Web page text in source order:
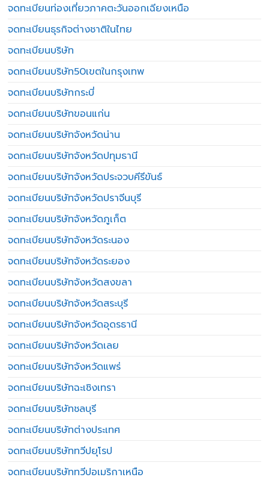
จดทะเบียนท่องเที่ยวภาคตะวันออกเฉียงเหนือ
จดทะเบียนธุรกิจต่างชาติในไทย
จดทะเบียนบริษัท
จดทะเบียนบริษัท50เขตในกรุงเทพ
จดทะเบียนบริษัทกระบี่
จดทะเบียนบริษัทขอนแก่น
จดทะเบียนบริษัทจังหวัดน่าน
จดทะเบียนบริษัทจังหวัดปทุมธานี
จดทะเบียนบริษัทจังหวัดประจวบคีรีขันธ์
จดทะเบียนบริษัทจังหวัดปราจีนบุรี
จดทะเบียนบริษัทจังหวัดภูเก็ต
จดทะเบียนบริษัทจังหวัดระนอง
จดทะเบียนบริษัทจังหวัดระยอง
จดทะเบียนบริษัทจังหวัดสงขลา
จดทะเบียนบริษัทจังหวัดสระบุรี
จดทะเบียนบริษัทจังหวัดอุดรธานี
จดทะเบียนบริษัทจังหวัดเลย
จดทะเบียนบริษัทจังหวัดแพร่
จดทะเบียนบริษัทฉะเชิงเทรา
จดทะเบียนบริษัทชลบุรี
จดทะเบียนบริษัทต่างประเทศ
จดทะเบียนบริษัททวีปยุโรป
จดทะเบียนบริษัททวีปอเมริกาเหนือ